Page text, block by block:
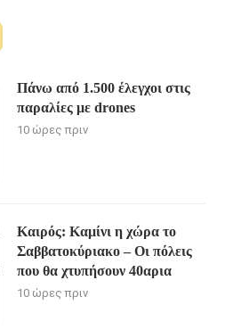
Πάνω από 1.500 έλεγχοι στις
παραλίες με drones
10 ώρες πριν
Καιρός: Καμίνι η χώρα το
Σαββατοκύριακο – Οι πόλεις
που θα χτυπήσουν 40αρια
10 ώρες πριν